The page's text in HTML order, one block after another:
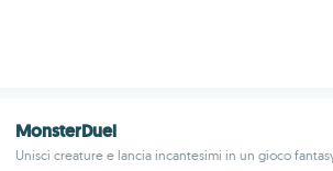
MonsterDuel
Unisci creature e lancia incantesimi in un gioco